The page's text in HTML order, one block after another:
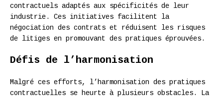
contractuels adaptés aux spécificités de leur
industrie. Ces initiatives facilitent la
négociation des contrats et réduisent les risques
de litiges en promouvant des pratiques éprouvées.
Défis de l’harmonisation
Malgré ces efforts, l’harmonisation des pratiques
contractuelles se heurte à plusieurs obstacles. La